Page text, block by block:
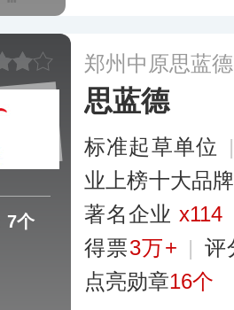
7个
郑州中原思蓝
思蓝德
标准起草单位
业上榜十大品牌
著名企业 x114
得票3万+ | 评
点亮勋章16个